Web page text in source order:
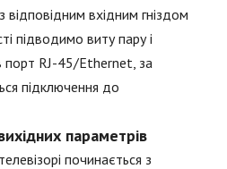
відповідним вхідним гніздом
підводимо виту пару і
порт RJ-45/Ethernet, за
підключення до
параметрів
починається з